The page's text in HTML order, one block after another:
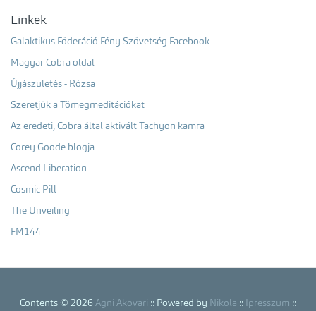
Linkek
Galaktikus Föderáció Fény Szövetség Facebook
Magyar Cobra oldal
Újjászületés - Rózsa
Szeretjük a Tömegmeditációkat
Az eredeti, Cobra által aktivált Tachyon kamra
Corey Goode blogja
Ascend Liberation
Cosmic Pill
The Unveiling
FM144
Contents © 2026 Agni Akovari :: Powered by Nikola :: Ipresszum ::